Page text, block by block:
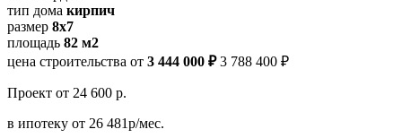
тип дома кирпич
размер 8х7
площадь 82 м2
цена строительства от 3 444 000 ₽ 3 788 400 ₽
Проект от 24 600 р.
в ипотеку от 26 481р/мес.